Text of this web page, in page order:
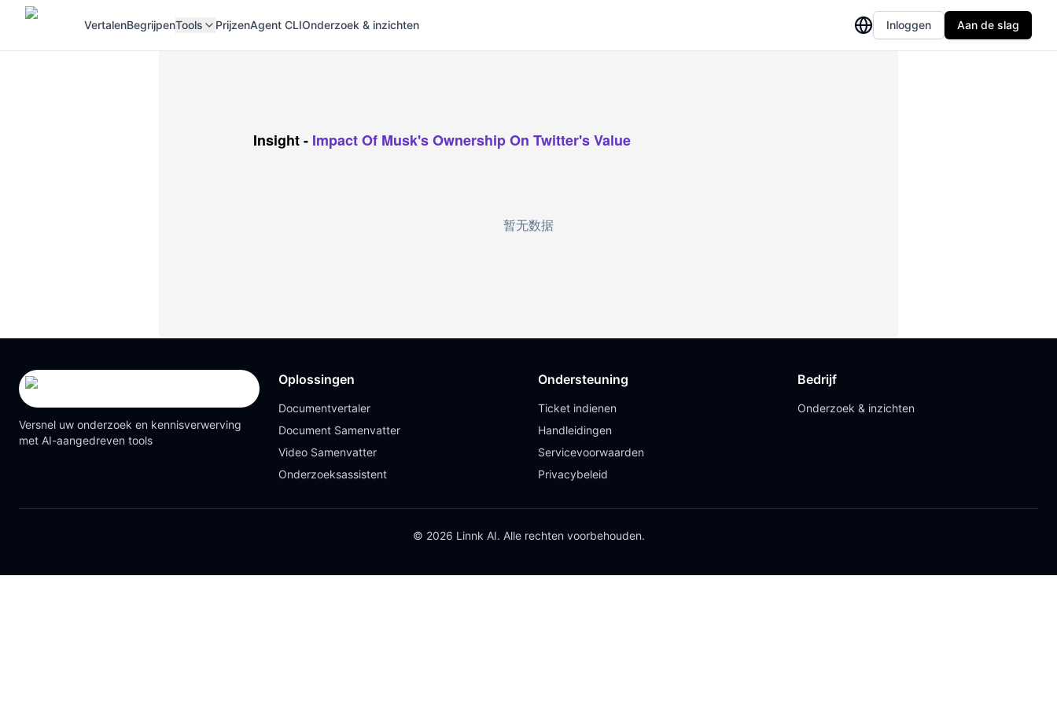
VertalenBegrijpenTools PrijzenAgent CLIOnderzoek & inzichten Inloggen Aan de slag
Insight- Impact Of Musk's Ownership On Twitter's Value
暂无数据
Versnel uw onderzoek en kennisverwerving
met AI-aangedreven tools
Oplossingen
Documentvertaler
Document Samenvatter
Video Samenvatter
Onderzoeksassistent
Ondersteuning
Ticket indienen
Handleidingen
Servicevoorwaarden
Privacybeleid
Bedrijf
Onderzoek & inzichten
© 2026 Linnk AI. Alle rechten voorbehouden.